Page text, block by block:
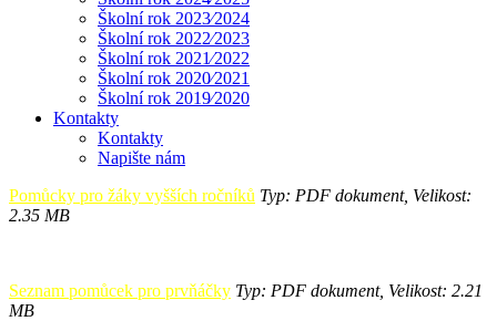
Školní rok 2023⁄2024
Školní rok 2022⁄2023
Školní rok 2021⁄2022
Školní rok 2020⁄2021
Školní rok 2019⁄2020
Kontakty
Kontakty
Napište nám
Pomůcky pro žáky vyšších ročníků Typ: PDF dokument, Velikost:
2.35 MB
Seznam pomůcek pro prvňáčky Typ: PDF dokument, Velikost: 2.21
MB